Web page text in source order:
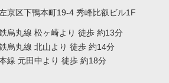
京区下鴨本町19-4 秀峰比叡ビル1F
烏丸線 松ヶ崎より 徒歩 約13分
烏丸線 北山より 徒歩 約14分
線 元田中より 徒歩 約18分